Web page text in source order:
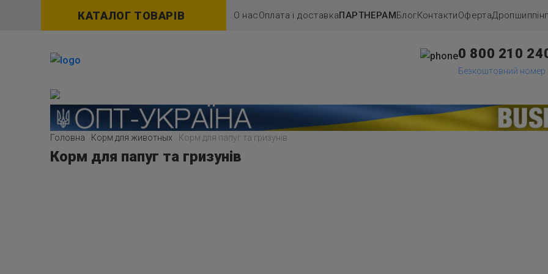
КАТАЛОГ ТОВАРІВ О насОплата і доставкаПАРТНЕРАМБлогКонтактиОфертаДропшиппiнг
0 800 210
Безкоштовний номер
Головна Корм для животных Корм для папуг та гризунів
Корм для папуг та гризунів